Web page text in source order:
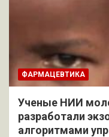
ФАРМАЦЕВТИКА
Ученые НИИ
разработали
алгоритмами